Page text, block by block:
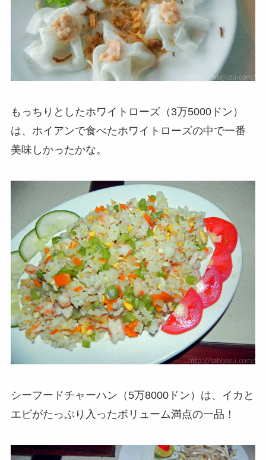
もっちりとしたホワイトローズ（3万5000ドン）
は、ホイアンで食べたホワイトローズの中で一番
美味しかったかな。
シーフードチャーハン（5万8000ドン）は、イカと
エビがたっぷり入ったボリューム満点の一品！